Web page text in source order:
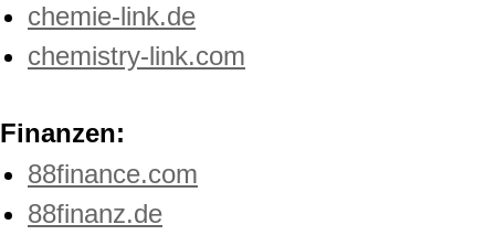
chemie-link.de
chemistry-link.com
Finanzen:
88finance.com
88finanz.de